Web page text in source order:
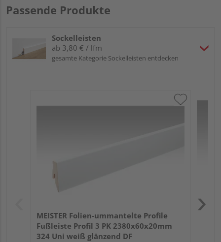
Passende Produkte
Sockelleisten
ab 3,80 € / lfm
gesamte Kategorie Sockelleisten entdecken
MEISTER Folien-ummantelte Profile
Fußleiste Profil 3 PK 2380x60x20mm
324 Uni weiß glänzend DF